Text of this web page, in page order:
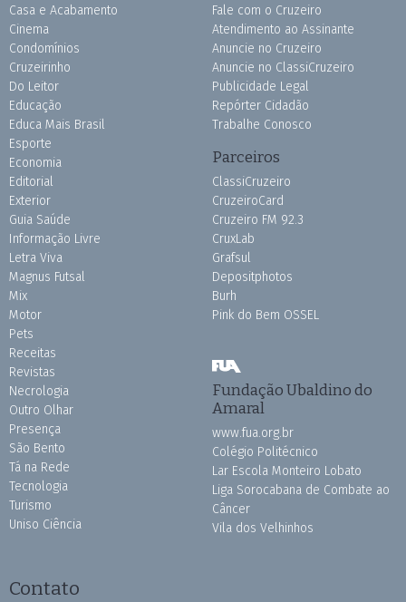
Casa e Acabamento
Cinema
Condomínios
Cruzeirinho
Do Leitor
Educação
Educa Mais Brasil
Esporte
Economia
Editorial
Exterior
Guia Saúde
Informação Livre
Letra Viva
Magnus Futsal
Mix
Motor
Pets
Receitas
Revistas
Necrologia
Outro Olhar
Presença
São Bento
Tá na Rede
Tecnologia
Turismo
Uniso Ciência
Fale com o Cruzeiro
Atendimento ao Assinante
Anuncie no Cruzeiro
Anuncie no ClassiCruzeiro
Publicidade Legal
Repórter Cidadão
Trabalhe Conosco
Parceiros
ClassiCruzeiro
CruzeiroCard
Cruzeiro FM 92.3
CruxLab
Grafsul
Depositphotos
Burh
Pink do Bem OSSEL
Fundação Ubaldino do
Amaral
www.fua.org.br
Colégio Politécnico
Lar Escola Monteiro Lobato
Liga Sorocabana de Combate ao
Câncer
Vila dos Velhinhos
Contato